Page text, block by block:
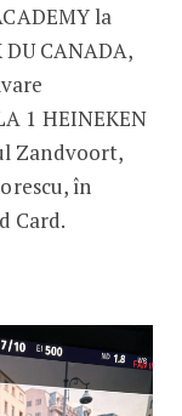
la
DU CANADA,
1 HEINEKEN
Zandvoort,
în
Card.